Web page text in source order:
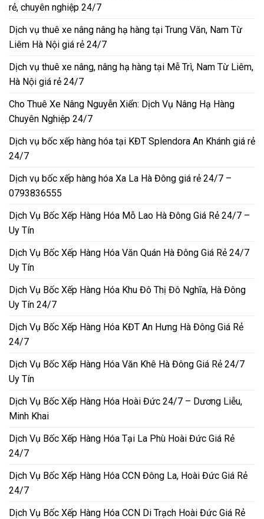
rẻ, chuyên nghiệp 24/7
Dịch vụ thuê xe nâng nâng hạ hàng tại Trung Văn, Nam Từ
Liêm Hà Nội giá rẻ 24/7
Dịch vụ thuê xe nâng, nâng hạ hàng tại Mễ Trì, Nam Từ Liêm,
Hà Nội giá rẻ 24/7
Cho Thuê Xe Nâng Nguyễn Xiển: Dịch Vụ Nâng Hạ Hàng
Chuyên Nghiệp 24/7
Dịch vụ bốc xếp hàng hóa tại KĐT Splendora An Khánh giá rẻ
24/7
Dịch vụ bốc xếp hàng hóa Xa La Hà Đông giá rẻ 24/7 –
0793836555
Dịch Vụ Bốc Xếp Hàng Hóa Mỗ Lao Hà Đông Giá Rẻ 24/7 –
Uy Tín
Dịch Vụ Bốc Xếp Hàng Hóa Văn Quán Hà Đông Giá Rẻ 24/7
Uy Tín
Dịch Vụ Bốc Xếp Hàng Hóa Khu Đô Thị Đô Nghĩa, Hà Đông
Uy Tín 24/7
Dịch Vụ Bốc Xếp Hàng Hóa KĐT An Hưng Hà Đông Giá Rẻ
24/7
Dịch Vụ Bốc Xếp Hàng Hóa Văn Khê Hà Đông Giá Rẻ 24/7
Uy Tín
Dịch Vụ Bốc Xếp Hàng Hóa Hoài Đức 24/7 – Dương Liễu,
Minh Khai
Dịch Vụ Bốc Xếp Hàng Hóa Tại La Phù Hoài Đức Giá Rẻ
24/7
Dịch Vụ Bốc Xếp Hàng Hóa CCN Đông La, Hoài Đức Giá Rẻ
24/7
Dịch Vụ Bốc Xếp Hàng Hóa CCN Di Trạch Hoài Đức Giá Rẻ